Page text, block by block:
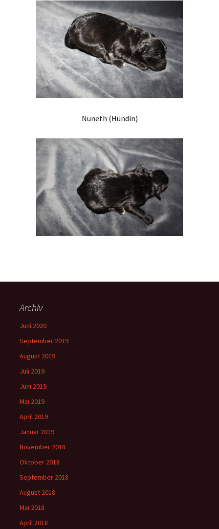
Nuneth (Hündin)
Archiv
Juni 2020
September 2019
August 2019
Juli 2019
Juni 2019
Mai 2019
April 2019
Januar 2019
November 2018
Oktober 2018
September 2018
August 2018
Mai 2018
April 2018